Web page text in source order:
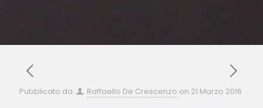
Pubblicato da Raffaello De Crescenzo on 21 Marzo 2016